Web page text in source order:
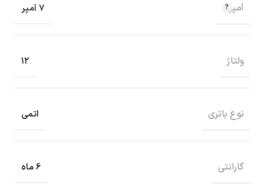
آمپر 7 آمپر
ولتاژ ۱۲
نوع باتری اتمی
گارانتی 6 ماه